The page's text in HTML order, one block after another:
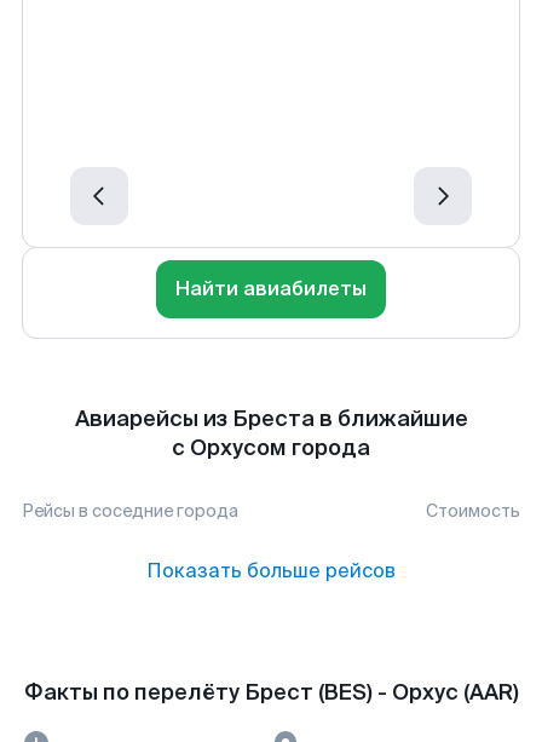
Найти авиабилеты
Авиарейсы из Бреста в ближайшие
с Орхусом города
Рейсы в соседние города Стоимость
Показать больше рейсов
Факты по перелёту Брест (BES) - Орхус (AAR)